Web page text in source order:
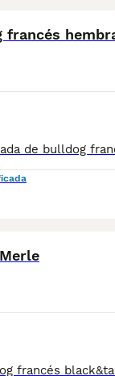
francés